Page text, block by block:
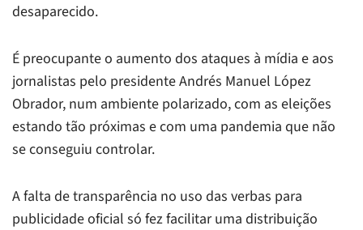
desaparecido.
É preocupante o aumento dos ataques à mídia e aos
jornalistas pelo presidente Andrés Manuel López
Obrador, num ambiente polarizado, com as eleições
estando tão próximas e com uma pandemia que não
se conseguiu controlar.
A falta de transparência no uso das verbas para
publicidade oficial só fez facilitar uma distribuição